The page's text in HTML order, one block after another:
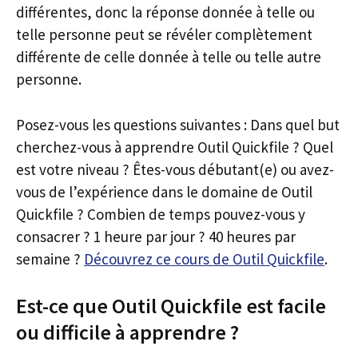
différentes, donc la réponse donnée à telle ou
telle personne peut se révéler complètement
différente de celle donnée à telle ou telle autre
personne.
Posez-vous les questions suivantes : Dans quel but
cherchez-vous à apprendre Outil Quickfile ? Quel
est votre niveau ? Êtes-vous débutant(e) ou avez-
vous de l’expérience dans le domaine de Outil
Quickfile ? Combien de temps pouvez-vous y
consacrer ? 1 heure par jour ? 40 heures par
semaine ? Découvrez ce cours de Outil Quickfile.
Est-ce que Outil Quickfile est facile
ou difficile à apprendre ?